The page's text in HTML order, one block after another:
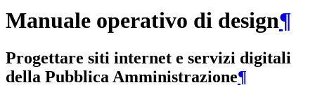
Manuale operativo di design¶
Progettare siti internet e servizi digitali
della Pubblica Amministrazione¶